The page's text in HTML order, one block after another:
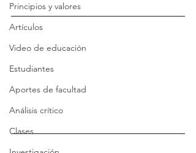
Principios y valores
Artículos
Video de educación
Estudiantes
Aportes de facultad
Análisis crítico
Clases